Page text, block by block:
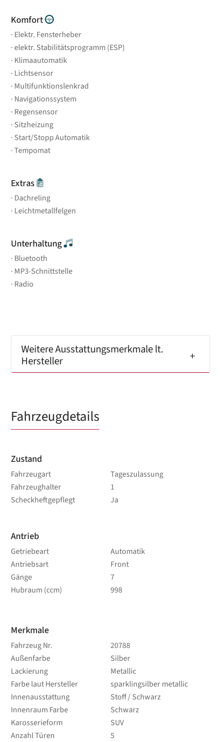
Komfort
Elektr. Fensterheber
elektr. Stabilitätsprogramm (ESP)
Klimaautomatik
Lichtsensor
Multifunktionslenkrad
Navigationssystem
Regensensor
Sitzheizung
Start/Stopp Automatik
Tempomat
Extras
Dachreling
Leichtmetallfelgen
Unterhaltung
Bluetooth
MP3-Schnittstelle
Radio
Weitere Ausstattungsmerkmale lt.
Hersteller
Fahrzeugdetails
Zustand
Fahrzeugart
Tageszulassung
Fahrzeughalter
1
Scheckheftgepflegt
Ja
Antrieb
Getriebeart
Automatik
Antriebsart
Front
Gänge
7
Hubraum (ccm)
998
Merkmale
Fahrzeug Nr.
20788
Außenfarbe
Silber
Lackierung
Metallic
Farbe laut Hersteller
sparklingsilber metallic
Innenausstattung
Stoff / Schwarz
Innenraum Farbe
Schwarz
Karosserieform
SUV
Anzahl Türen
5